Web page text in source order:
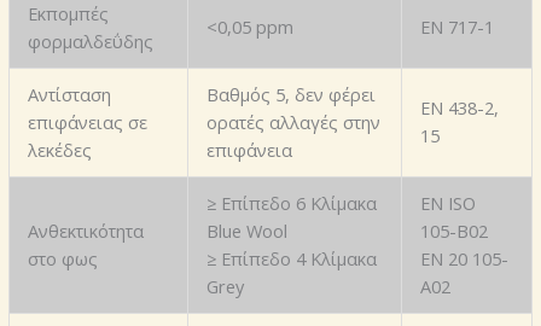
Εκπομπές
φορμαλδεΰδης
<0,05 ppm EN 717-1
Αντίσταση
επιφάνειας σε
λεκέδες
Bαθμός 5, δεν φέρει
ορατές αλλαγές στην
επιφάνεια
EN 438-2,
15
Ανθεκτικότητα
στο φως
≥ Επίπεδο 6 Κλίμακα
Blue Wool
≥ Επίπεδο 4 Κλίμακα
Grey
EN ISO
105-B02
EN 20 105-
A02